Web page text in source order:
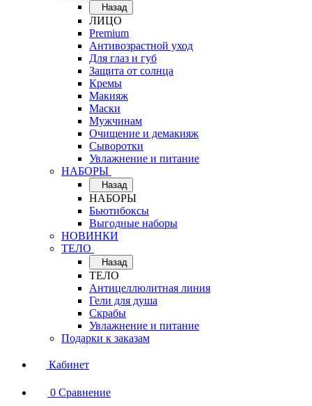
Назад
ЛИЦО
Premium
Антивозрастной уход
Для глаз и губ
Защита от солнца
Кремы
Макияж
Маски
Мужчинам
Очищение и демакияж
Сыворотки
Увлажнение и питание
НАБОРЫ
Назад
НАБОРЫ
Бьютибоксы
Выгодные наборы
НОВИНКИ
ТЕЛО
Назад
ТЕЛО
Антицеллюлитная линия
Гели для душа
Скрабы
Увлажнение и питание
Подарки к заказам
Кабинет
0 Сравнение